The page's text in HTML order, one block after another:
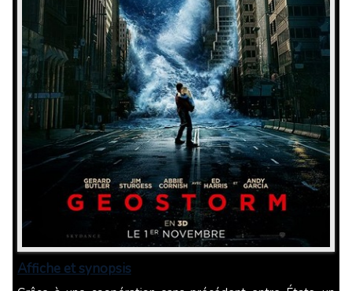
Affiche et synopsis